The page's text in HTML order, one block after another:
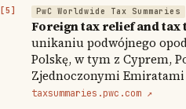
PwC Worldwide Tax Summaries
Foreign tax relief and tax
unikaniu podwójnego
Polskę, w tym z Cyprem,
Zjednoczonymi
taxsummaries.pwc.com ↗